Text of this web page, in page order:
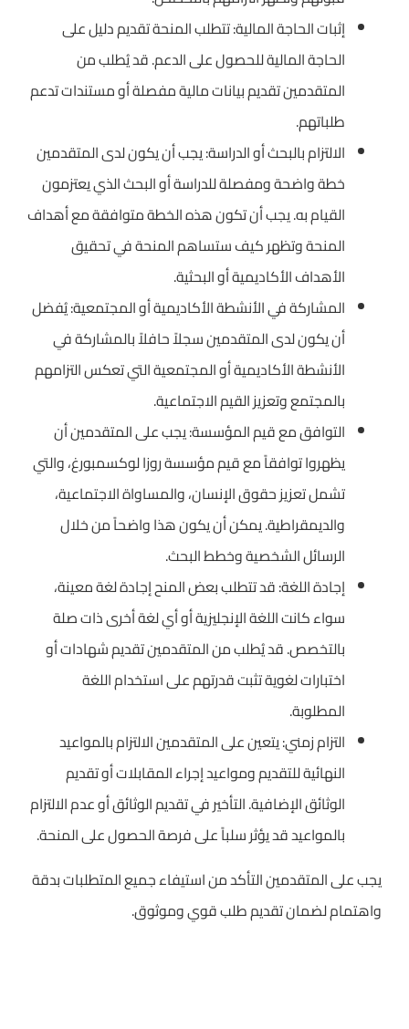
إثبات الحاجة المالية: تتطلب المنحة تقديم دليل على
الحاجة المالية للحصول على الدعم. قد يُطلب من
المتقدمين تقديم بيانات مالية مفصلة أو مستندات تدعم
طلباتهم.
الالتزام بالبحث أو الدراسة: يجب أن يكون لدى المتقدمين
خطة واضحة ومفصلة للدراسة أو البحث الذي يعتزمون
القيام به. يجب أن تكون هذه الخطة متوافقة مع أهداف
المنحة وتظهر كيف ستساهم المنحة في تحقيق
الأهداف الأكاديمية أو البحثية.
المشاركة في الأنشطة الأكاديمية أو المجتمعية: يُفضل
أن يكون لدى المتقدمين سجلاً حافلاً بالمشاركة في
الأنشطة الأكاديمية أو المجتمعية التي تعكس التزامهم
بالمجتمع وتعزيز القيم الاجتماعية.
التوافق مع قيم المؤسسة: يجب على المتقدمين أن
يظهروا توافقاً مع قيم مؤسسة روزا لوكسمبورغ، والتي
تشمل تعزيز حقوق الإنسان، والمساواة الاجتماعية،
والديمقراطية. يمكن أن يكون هذا واضحاً من خلال
الرسائل الشخصية وخطط البحث.
إجادة اللغة: قد تتطلب بعض المنح إجادة لغة معينة،
سواء كانت اللغة الإنجليزية أو أي لغة أخرى ذات صلة
بالتخصص. قد يُطلب من المتقدمين تقديم شهادات أو
اختبارات لغوية تثبت قدرتهم على استخدام اللغة
المطلوبة.
التزام زمني: يتعين على المتقدمين الالتزام بالمواعيد
النهائية للتقديم ومواعيد إجراء المقابلات أو تقديم
الوثائق الإضافية. التأخير في تقديم الوثائق أو عدم الالتزام
بالمواعيد قد يؤثر سلباً على فرصة الحصول على المنحة.
يجب على المتقدمين التأكد من استيفاء جميع المتطلبات بدقة
واهتمام لضمان تقديم طلب قوي وموثوق.